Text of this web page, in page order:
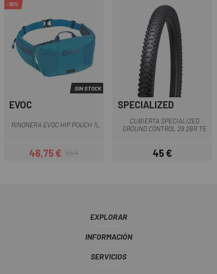
-15%
SIN STOCK
EVOC
RINONERA EVOC HIP POUCH 1L
Precio
46,75 €Precio regular
55 €
SPECIALIZED
CUBIERTA SPECIALIZED
GROUND CONTROL 29 2BR T5
Precio
45 €
EXPLORAR
INFORMACIÓN
SERVICIOS